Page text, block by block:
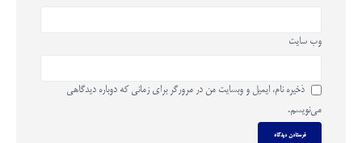
وب‌ سایت
ذخیره نام، ایمیل و وبسایت من در مرورگر برای زمانی که دوباره دیدگاهی
می‌نویسم.